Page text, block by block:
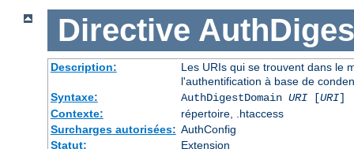
Directive
Description:
Les URIs qui se trouvent dans le
l'authentification à base de
Syntaxe:
AuthDigestDomain URI[URI]
Contexte:
répertoire, .htaccess
Surcharges autorisées: AuthConfig
Statut:
Extension